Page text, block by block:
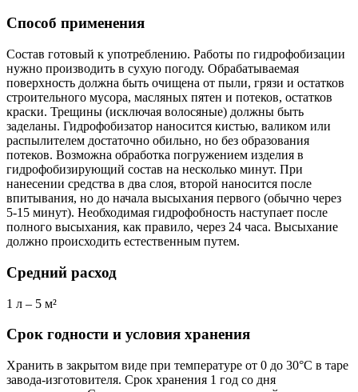
Способ применения
Состав готовый к употреблению. Работы по гидрофобизации
нужно производить в сухую погоду. Обрабатываемая
поверхность должна быть очищена от пыли, грязи и остатков
строительного мусора, масляных пятен и потеков, остатков
краски. Трещины (исключая волосяные) должны быть
заделаны. Гидрофобизатор наносится кистью, валиком или
распылителем достаточно обильно, но без образования
потеков. Возможна обработка погружением изделия в
гидрофобизирующий состав на несколько минут. При
нанесении средства в два слоя, второй наносится после
впитывания, но до начала высыхания первого (обычно через
5-15 минут). Необходимая гидрофобность наступает после
полного высыхания, как правило, через 24 часа. Высыхание
должно происходить естественным путем.
Средний расход
1 л – 5 м²
Срок годности и условия хранения
Хранить в закрытом виде при температуре от 0 до 30°C в таре
завода-изготовителя. Срок хранения 1 год со дня